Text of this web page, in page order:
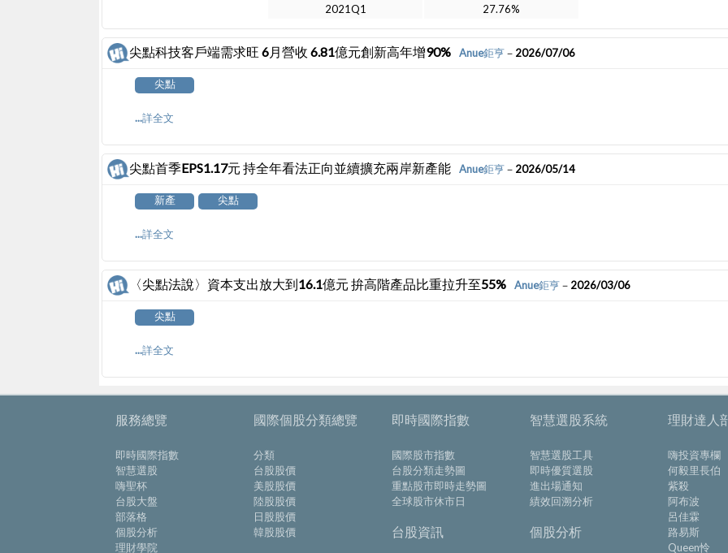
2021Q1
27.76%
尖點科技客戶端需求旺 6月營收 6.81億元創新高年增90% Anue鉅亨－2026/07/06
尖點
...詳全文
尖點首季EPS1.17元 持全年看法正向並續擴充兩岸新產能 Anue鉅亨－2026/05/14
新產 尖點
...詳全文
〈尖點法說〉資本支出放大到16.1億元 拚高階產品比重拉升至55% Anue鉅亨－2026/03/06
尖點
...詳全文
服務總覽
即時國際指數
智慧選股
嗨聖杯
台股大盤
部落格
個股分析
理財學院
國際個股分類總覽
分類
台股股價
美股股價
陸股股價
日股股價
韓股股價
即時國際指數
國際股市指數
台股分類走勢圖
重點股市即時走勢圖
全球股市休市日
台股資訊
智慧選股系統
智慧選股工具
即時優質選股
進出場通知
績效回溯分析
個股分析
理財達人
嗨投資專欄
何毅里長伯
紫殺
阿布波
呂佳霖
路易斯
Queen怜